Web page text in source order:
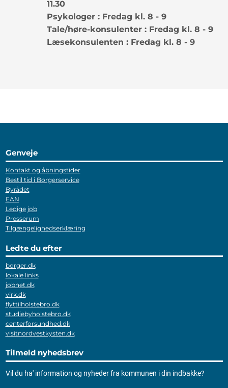
11.30
Psykologer : Fredag kl. 8 - 9
Tale/høre-konsulenter : Fredag kl. 8 - 9
Læsekonsulenten : Fredag kl. 8 - 9
Genveje
Kontakt og åbningstider
Bestil tid i Borgerservice
Byrådet
EAN
Ledige job
Presserum
Tilgængelighedserklæring
Ledte du efter
borger.dk
lokale links
jobnet.dk
virk.dk
flyttilholstebro.dk
studiebyholstebro.dk
centerforsundhed.dk
visitnordvestkysten.dk
Tilmeld nyhedsbrev
Vil du ha' information og nyheder fra kommunen i din indbakke?